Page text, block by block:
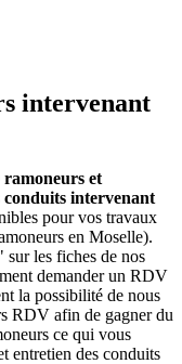
intervenant
ramoneurs et
conduits intervenant
pour vos travaux
en Moselle).
les fiches de nos
demander un RDV
la possibilité de nous
RDV afin de gagner du
ce qui vous
entretien des conduits